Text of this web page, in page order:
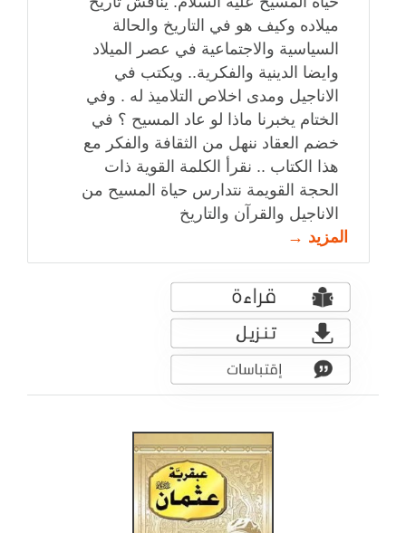
ميلاده وكيف هو في التاريخ والحالة
السياسية والاجتماعية في عصر الميلاد
وايضا الدينية والفكرية.. ويكتب في
الاناجيل ومدى اخلاص التلاميذ له . وفي
الختام يخبرنا ماذا لو عاد المسيح ؟ في
خضم العقاد ننهل من الثقافة والفكر مع
هذا الكتاب .. نقرأ الكلمة القوية ذات
الحجة القويمة نتدارس حياة المسيح من
الاناجيل والقرآن والتاريخ
المزيد →